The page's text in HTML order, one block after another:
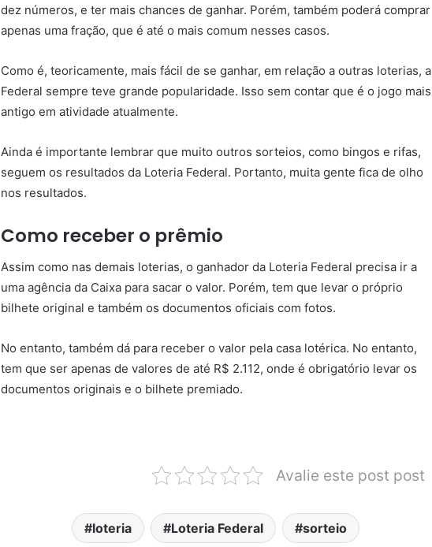
dez números, e ter mais chances de ganhar. Porém, também poderá comprar
apenas uma fração, que é até o mais comum nesses casos.
Como é, teoricamente, mais fácil de se ganhar, em relação a outras loterias, a
Federal sempre teve grande popularidade. Isso sem contar que é o jogo mais
antigo em atividade atualmente.
Ainda é importante lembrar que muito outros sorteios, como bingos e rifas,
seguem os resultados da Loteria Federal. Portanto, muita gente fica de olho
nos resultados.
Como receber o prêmio
Assim como nas demais loterias, o ganhador da Loteria Federal precisa ir a
uma agência da Caixa para sacar o valor. Porém, tem que levar o próprio
bilhete original e também os documentos oficiais com fotos.
No entanto, também dá para receber o valor pela casa lotérica. No entanto,
tem que ser apenas de valores de até R$ 2.112, onde é obrigatório levar os
documentos originais e o bilhete premiado.
Avalie este post post
loteria Loteria Federal sorteio